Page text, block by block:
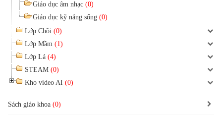
Giáo dục âm nhạc (0)
Giáo dục kỹ năng sống (0)
Lớp Chồi (0)
Lớp Mầm (1)
Lớp Lá (4)
STEAM (0)
Kho video AI (0)
Sách giáo khoa (0)